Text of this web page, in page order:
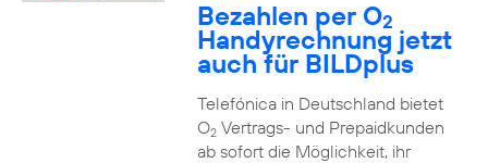
Bezahlen per O2
Handyrechnung jetzt
auch für BILDplus
Telefónica in Deutschland bietet
O2Vertrags- und Prepaidkunden
ab sofort die Möglichkeit, ihr